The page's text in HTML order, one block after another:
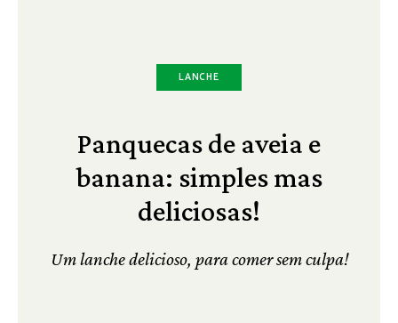
LANCHE
Panquecas de aveia e
banana: simples mas
deliciosas!
Um lanche delicioso, para comer sem culpa!